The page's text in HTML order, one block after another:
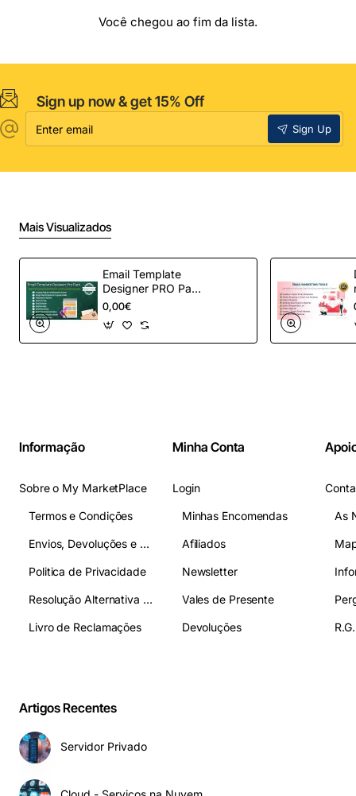
Você chegou ao fim da lista.
Sign up now & get 15% Off
email
Sign Up
Mais Visualizados
Email Template
Designer PRO Pack
– Automação de e-
mail definitiva para
OpenCart
0,00€
Informação
Sobre o My MarketPlace
Termos e Condições
Envios, Devoluções e Pagamentos
Politica de Privacidade
Resolução Alternativa de Litígios
Livro de Reclamações
Minha Conta
Login
Minhas Encomendas
Afiliados
Newsletter
Vales de Presente
Devoluções
As
Artigos Recentes
Servidor Privado